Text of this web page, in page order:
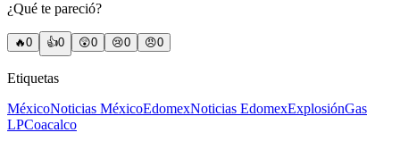
¿Qué te pareció?
🔥0 👍0 😲0 😢0 😠0
Etiquetas
MéxicoNoticias MéxicoEdomexNoticias EdomexExplosiónGas
LPCoacalco